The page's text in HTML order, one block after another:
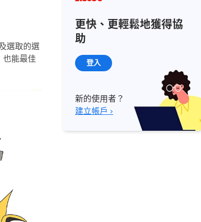
選取的選
能最佳
更快、更輕鬆地獲得協
助
登入
新的使用者？
建立帳戶 ›